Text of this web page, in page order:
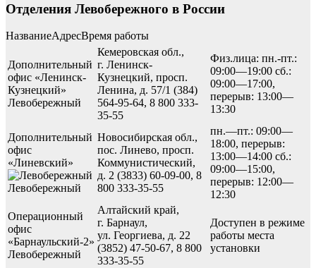
Отделения Левобережного в России
НазваниеАдресВремя работы
Дополнительный
офис «Ленинск-
Кузнецкий»
Левобережный
Кемеровская обл.,
г. Ленинск-
Кузнецкий, просп.
Ленина, д. 57/1 (384)
564-95-64, 8 800 333-
35-55
Физ.лица: пн.-пт.:
09:00—19:00 сб.:
09:00—17:00,
перерыв: 13:00—
13:30
Дополнительный
офис
«Линевский»
Левобережный
Новосибирская обл.,
пос. Линево, просп.
Коммунистический,
д. 2 (3833) 60-09-00, 8
800 333-35-55
пн.—пт.: 09:00—
18:00, перерыв:
13:00—14:00 сб.:
09:00—15:00,
перерыв: 12:00—
12:30
Операционный
офис
«Барнаульский-2»
Левобережный
Алтайский край,
г. Барнаул,
ул. Георгиева, д. 22
(3852) 47-50-67, 8 800
333-35-55
Доступен в режиме
работы места
установки